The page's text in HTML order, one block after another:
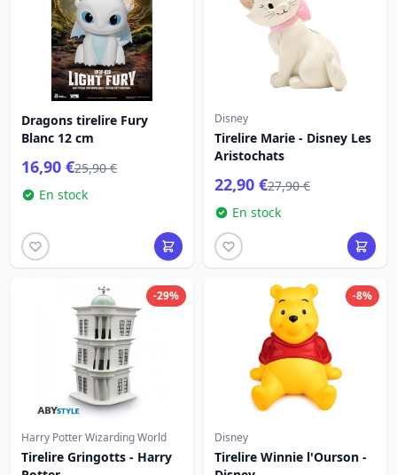
Dragons tirelire Fury
Blanc 12 cm
16,90 €25,90 €
En stock
Disney
Tirelire Marie - Disney Les
Aristochats
22,90 €27,90 €
En stock
-29%
Harry Potter Wizarding World
Tirelire Gringotts - Harry
-8%
Disney
Tirelire Winnie l'Ourson -